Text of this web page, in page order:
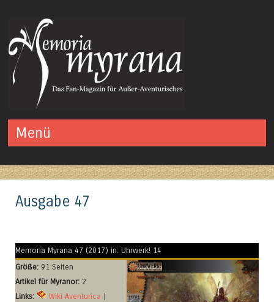
Menü
Ausgabe 47
Memoria Myrana 47 (2017) in: Uhrwerk! 14
Größe: 91 Seiten
Artikel für Myranor: 2
Links:
Wiki Aventurica |